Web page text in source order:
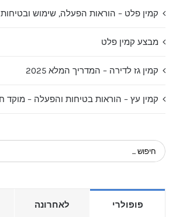
קמין פלט – הוראות הפעלה, שימוש ובטיחות 2025
מבצע קמין פלט
קמין גז לדירה – המדריך המלא 2025
קמין עץ – הוראות בטיחות והפעלה – מוקד
חיפוש...
פופולרי לאחרונה